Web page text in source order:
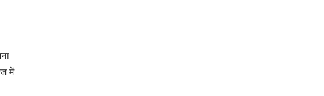
में